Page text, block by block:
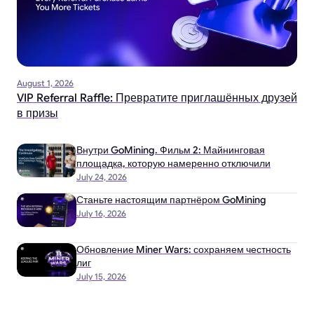
August 1, 2026
VIP Referral Raffle: Превратите приглашённых друзей
в призы
July 24, 2026
Внутри GoMining. Фильм 2: Майнинговая
площадка, которую намеренно отключили
July 16, 2026
Станьте настоящим партнёром GoMining
July 15, 2026
Обновление Miner Wars: сохраняем честность
лиг